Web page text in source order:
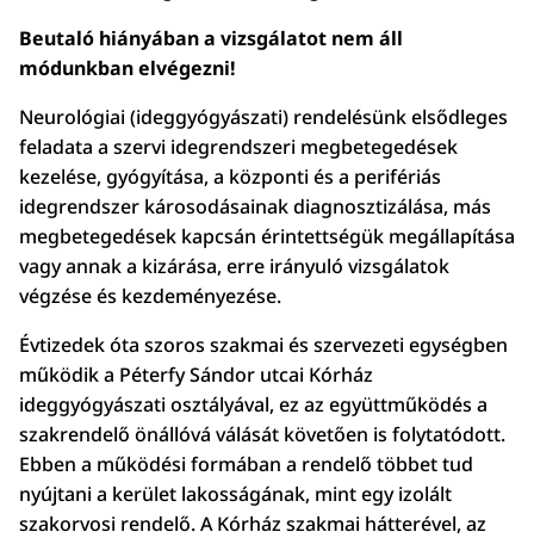
Beutaló hiányában a vizsgálatot nem áll
módunkban elvégezni!
Neurológiai (ideggyógyászati) rendelésünk elsődleges
feladata a szervi idegrendszeri megbetegedések
kezelése, gyógyítása, a központi és a perifériás
idegrendszer károsodásainak diagnosztizálása, más
megbetegedések kapcsán érintettségük megállapítása
vagy annak a kizárása, erre irányuló vizsgálatok
végzése és kezdeményezése.
Évtizedek óta szoros szakmai és szervezeti egységben
működik a Péterfy Sándor utcai Kórház
ideggyógyászati osztályával, ez az együttműködés a
szakrendelő önállóvá válását követően is folytatódott.
Ebben a működési formában a rendelő többet tud
nyújtani a kerület lakosságának, mint egy izolált
szakorvosi rendelő. A Kórház szakmai hátterével, az